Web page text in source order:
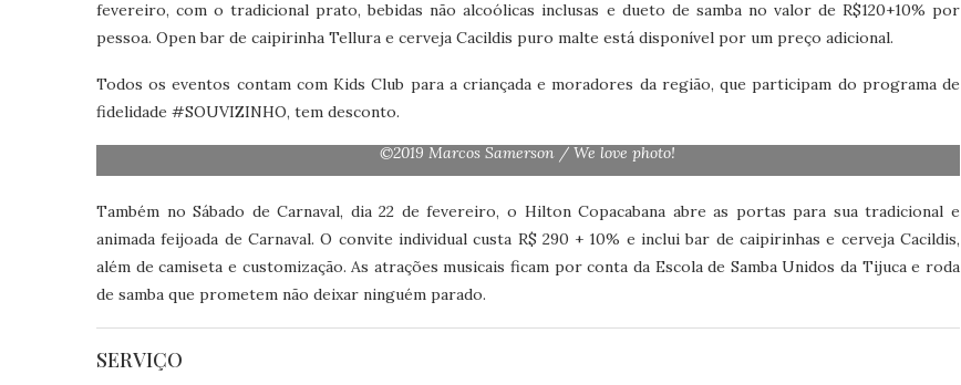
fevereiro, com o tradicional prato, bebidas não alcoólicas inclusas e dueto de samba no valor de R$120+10% por
pessoa. Open bar de caipirinha Tellura e cerveja Cacildis puro malte está disponível por um preço adicional.
Todos os eventos contam com Kids Club para a criançada e moradores da região, que participam do programa de
fidelidade #SOUVIZINHO, tem desconto.
©2019 Marcos Samerson / We love photo!
Também no Sábado de Carnaval, dia 22 de fevereiro, o Hilton Copacabana abre as portas para sua tradicional e
animada feijoada de Carnaval. O convite individual custa R$ 290 + 10% e inclui bar de caipirinhas e cerveja Cacildis,
além de camiseta e customização. As atrações musicais ficam por conta da Escola de Samba Unidos da Tijuca e roda
de samba que prometem não deixar ninguém parado.
SERVIÇO